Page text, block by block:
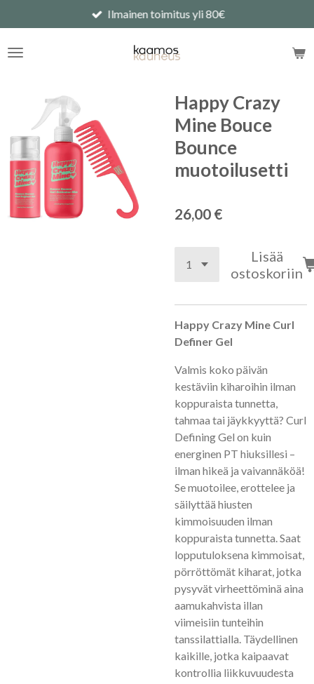
pääsisältöön
Ilmainen toimitus yli 80€
Happy Crazy
Mine Bouce
Bounce
muotoilusetti
26,00 €
Lisää
ostoskoriin
Happy Crazy Mine Curl
Definer Gel
Valmis koko päivän
kestäviin kiharoihin ilman
koppuraista tunnetta,
tahmaa tai jäykkyyttä? Curl
Defining Gel on kuin
energinen PT hiuksillesi –
ilman hikeä ja vaivannäköä!
Se muotoilee, erottelee ja
säilyttää hiusten
kimmoisuuden ilman
koppuraista tunnetta. Saat
lopputuloksena kimmoisat,
pörröttömät kiharat, jotka
pysyvät virheettöminä aina
aamukahvista illan
viimeisiin tunteihin
tanssilattialla. Täydellinen
kaikille, jotka kaipaavat
kontrollia liikkuvuudesta